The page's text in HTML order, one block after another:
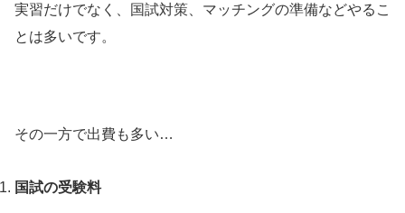
実習だけでなく、国試対策、マッチングの準備などやるこ
とは多いです。
その一方で出費も多い…
国試の受験料